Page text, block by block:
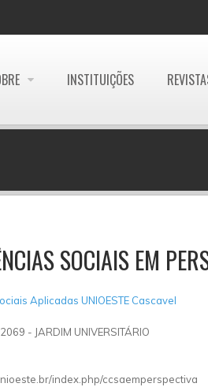
INSTITUIÇÕES
SOCIAIS EM
Aplicadas UNIOESTE Cascavel
- JARDIM UNIVERSITÁRIO
index.php/ccsaemperspectiva